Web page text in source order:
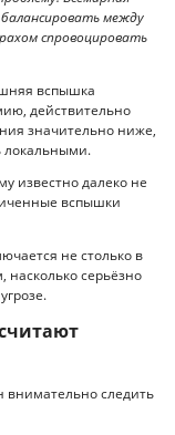
между
спровоцировать
вспышка
действительно
значительно ниже,
локальными.
известно далеко не
вспышки
не столько в
насколько серьёзно
внимательно следить